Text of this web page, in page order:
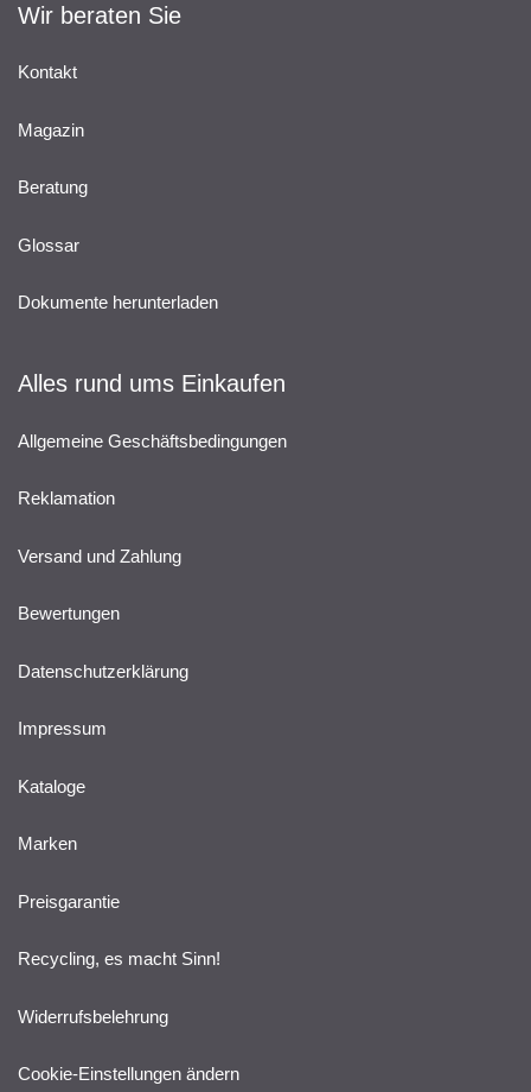
Wir beraten Sie
Kontakt
Magazin
Beratung
Glossar
Dokumente herunterladen
Alles rund ums Einkaufen
Allgemeine Geschäftsbedingungen
Reklamation
Versand und Zahlung
Bewertungen
Datenschutzerklärung
Impressum
Kataloge
Marken
Preisgarantie
Recycling, es macht Sinn!
Widerrufsbelehrung
Cookie-Einstellungen ändern